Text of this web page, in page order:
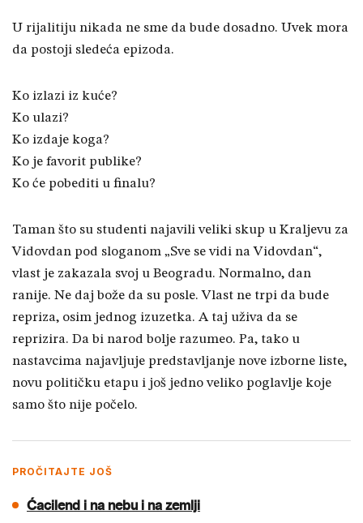
U rijalitiju nikada ne sme da bude dosadno. Uvek mora
da postoji sledeća epizoda.
Ko izlazi iz kuće?
Ko ulazi?
Ko izdaje koga?
Ko je favorit publike?
Ko će pobediti u finalu?
Taman što su studenti najavili veliki skup u Kraljevu za
Vidovdan pod sloganom „Sve se vidi na Vidovdan“,
vlast je zakazala svoj u Beogradu. Normalno, dan
ranije. Ne daj bože da su posle. Vlast ne trpi da bude
repriza, osim jednog izuzetka. A taj uživa da se
reprizira. Da bi narod bolje razumeo. Pa, tako u
nastavcima najavljuje predstavljanje nove izborne liste,
novu političku etapu i još jedno veliko poglavlje koje
samo što nije počelo.
PROČITAJTE JOŠ
Ćacilend i na nebu i na zemlji